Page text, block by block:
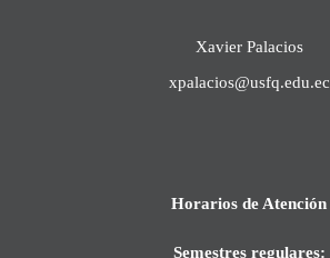
Xavier Palacios
xpalacios@usfq.edu.ec
Horarios de Atención
Semestres regulares: